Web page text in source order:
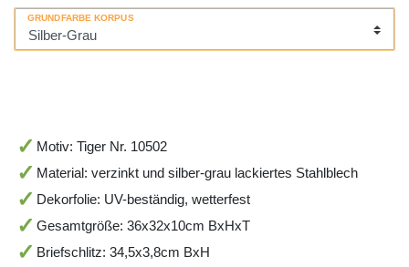
GRUNDFARBE KORPUS
Motiv: Tiger Nr. 10502
Material: verzinkt und silber-grau lackiertes Stahlblech
Dekorfolie: UV-beständig, wetterfest
Gesamtgröße: 36x32x10cm BxHxT
Briefschlitz: 34,5x3,8cm BxH